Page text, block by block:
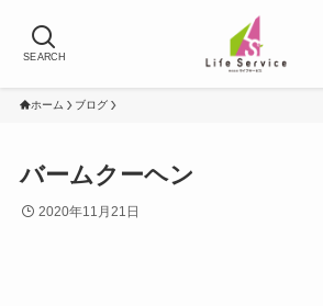
SEARCH
ホーム ブログ
バームクーヘン
2020年11月21日